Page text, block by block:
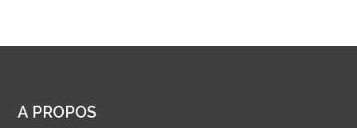
A PROPOS